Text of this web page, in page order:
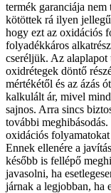
termék garanciája
kötöttek rá ilyen
hogy ezt az oxidációs
folyadékkáros
cseréljük. Az
oxidrétegek döntő
mértékétől és az ázás
kalkulált ár, mivel
sajnos. Arra sincs
további
oxidációs
Ennek ellenére a
később is fellépő
javasolni, ha
járnak a legjobban, ha